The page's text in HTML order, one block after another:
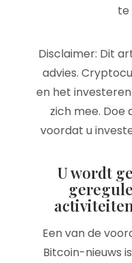
te
Disclaimer: Dit
advies.
en het
zich mee. Doe
voordat u
U wordt
Een van de
Bitcoin-nieuws